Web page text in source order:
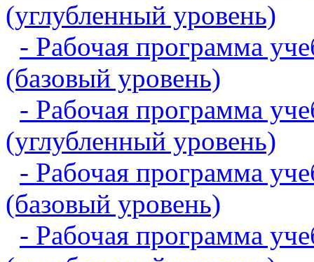
(углубленный уровень)
- Рабочая программа
(базовый уровень)
- Рабочая программа
(углубленный уровень)
- Рабочая программа
(базовый уровень)
- Рабочая программа